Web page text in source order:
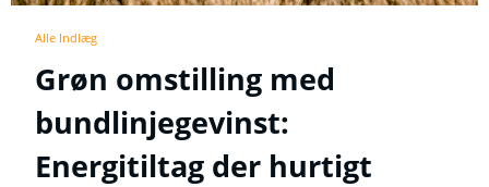
Alle Indlæg
Grøn omstilling med
bundlinjegevinst:
Energitiltag der hurtigt